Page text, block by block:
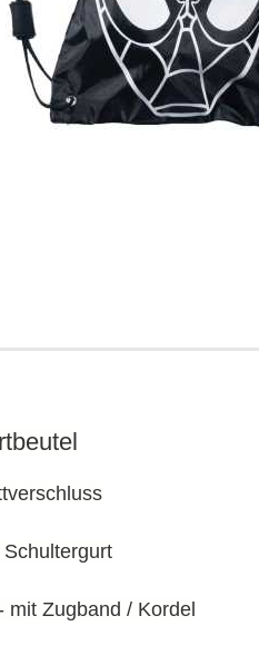
3D ART Medikarten
3D Foto Mediklappkarten
3D Klappkarten mit Musik & Licht
3D Weihnachtsklappkarten
mit Zugband / Kordel